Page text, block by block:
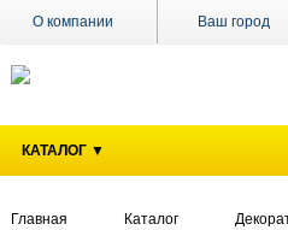
Ваш город
О компании
Поставщикам
магазины
КАТАЛОГ ▼
Главная Каталог